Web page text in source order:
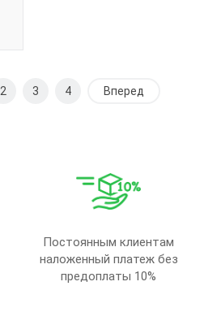
2 3 4 Вперед
Постоянным клиентам
наложенный платеж без
предоплаты 10%